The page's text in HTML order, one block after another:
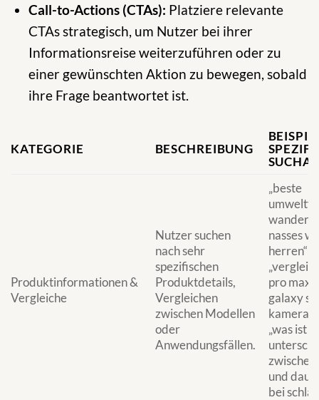
Call-to-Actions (CTAs): Platziere relevante
CTAs strategisch, um Nutzer bei ihrer
Informationsreise weiterzuführen oder zu
einer gewünschten Aktion zu bewegen, sobald
ihre Frage beantwortet ist.
KATEGORIE BESCHREIBUNG
Produktinformationen &
Vergleiche
Nutzer suchen
nach sehr
spezifischen
Produktdetails,
Vergleichen
zwischen Modellen
oder
Anwendungsfällen.
„beste
nasses
herren“
pro max
galaxy
kamera“
„was ist
und
bei